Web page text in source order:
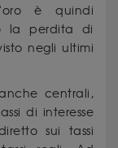
è quindi
la perdita di
negli ultimi
centrali,
di interesse
sui tassi